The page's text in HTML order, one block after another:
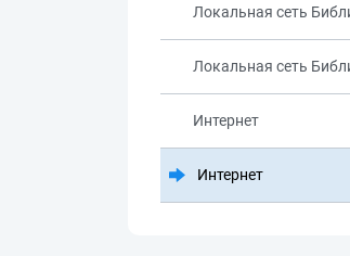
Локальная сеть
Локальная сеть
Интернет
Интернет